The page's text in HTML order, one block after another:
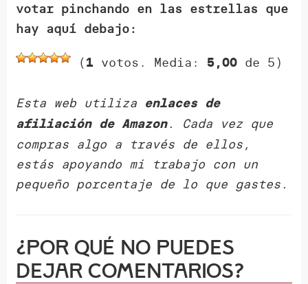
votar pinchando en las estrellas que
hay aquí debajo:
(1 votos. Media: 5,00 de 5)
Esta web utiliza enlaces de
afiliación de Amazon. Cada vez que
compras algo a través de ellos,
estás apoyando mi trabajo con un
pequeño porcentaje de lo que gastes.
¿Por qué NO puedes
dejar comentarios?